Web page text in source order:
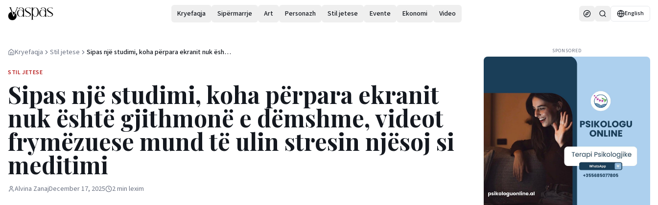
Kryefaqja Sipërmarrje Art Personazh Stil jetese Evente Ekonomi Video English
Kryefaqja Stil jetese
Sipas një studimi, koha përpara ekranit nuk është
STIL JETESE
Sipas një studimi, koha përpara ekranit
nuk është gjithmonë e dëmshme, videot
frymëzuese mund të ulin stresin njësoj si
meditimi
Alvina ZanajDecember 17, 2025 2min lexim
SPONSORED